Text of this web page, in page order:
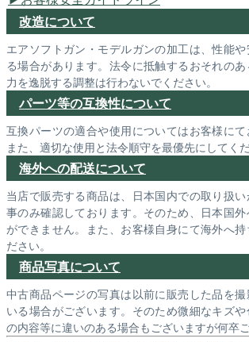
改造について
エアソフトガン・モデルガンの加工は、性能や
る場合があります。法令に抵触するおそれの
力を逸脱する調整は行わないでください。
パーツ等の互換性について
互換パーツの適合や使用についてはお客様にて
また、適切な使用と法令順守を最優先にしてくだ
海外への配送について
当店で販売する商品は、日本国内での取り扱
事のみ確認しております。そのため、日本国
ができません。また、お客様自身にて海外へ持
ださい。
商品写真について
中古商品ページの写真は以前に販売した品を
いる場合がございます。そのため微細なキズ
の内容等に違いのある場合もございますが何卒